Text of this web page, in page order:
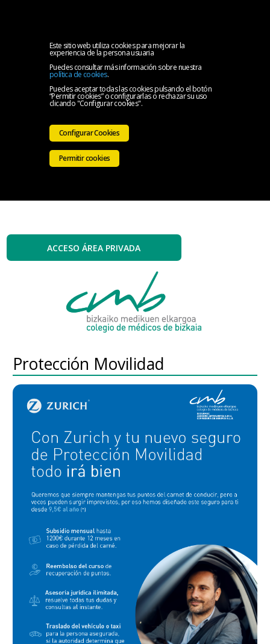
Este sitio web utiliza cookies para mejorar la
experiencia de la persona usuaria
Puedes consultar más información sobre nuestra
política de cookies.
Puedes aceptar todas las cookies pulsando el botón
“Permitir cookies” o configurarlas o rechazar su uso
clicando "Configurar cookies".
Configurar Cookies
Permitir cookies
Protección Movilidad